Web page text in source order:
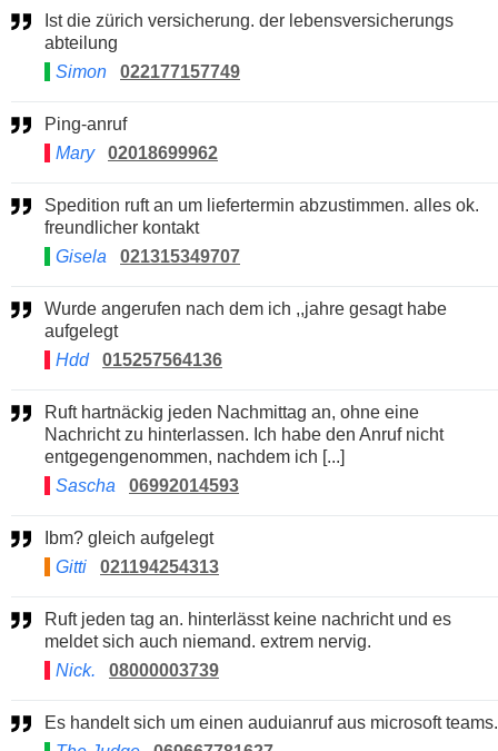
abteilung
Simon
022177157749
Ping-anruf
Mary
02018699962
Spedition ruft an um liefertermin abzustimmen. alles ok.
freundlicher kontakt
Gisela
021315349707
Wurde angerufen nach dem ich ,,jahre gesagt habe
aufgelegt
Hdd
015257564136
Ruft hartnäckig jeden Nachmittag an, ohne eine
Nachricht zu hinterlassen. Ich habe den Anruf nicht
entgegengenommen, nachdem ich [...]
Sascha
06992014593
Ibm? gleich aufgelegt
Gitti
021194254313
Ruft jeden tag an. hinterlässt keine nachricht und es
meldet sich auch niemand. extrem nervig.
Nick.
08000003739
Es handelt sich um einen auduianruf aus microsoft teams.